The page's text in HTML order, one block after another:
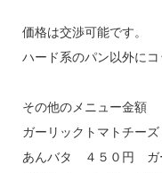
価格は交渉可能です。
ハード系のパン以外にコ
その他のメニュー金額
ガーリックトマトチー
あんバタ ４５０円 ガ